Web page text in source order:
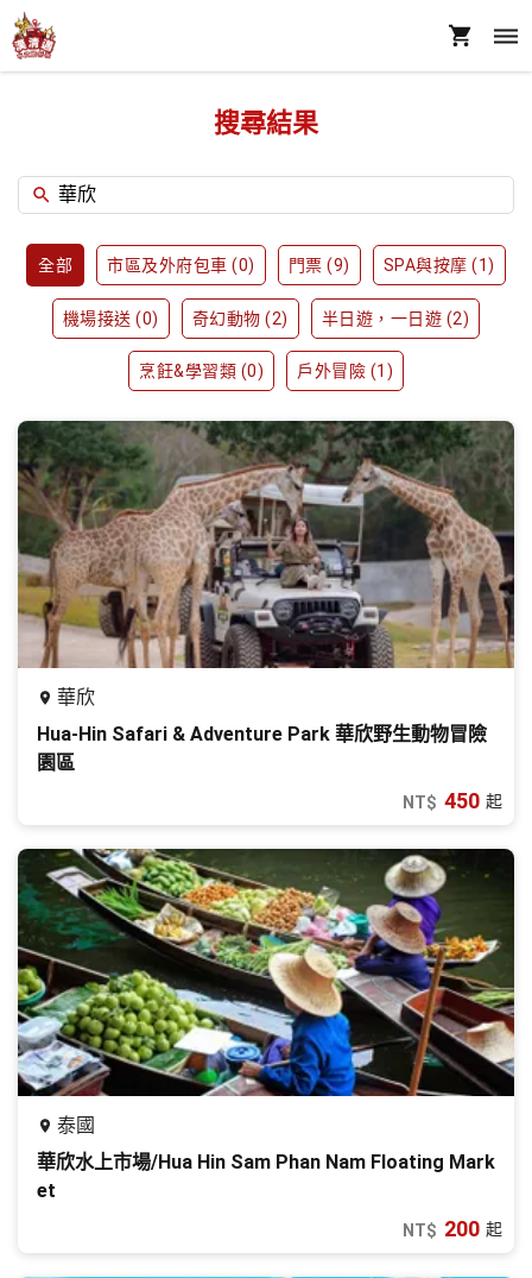
搜尋結果
全部 市區及外府包車 (0) 門票 (9) SPA與按摩 (1)
機場接送 (0) 奇幻動物 (2) 半日遊，一日遊 (2)
烹飪&學習類 (0) 戶外冒險 (1 )
華欣
Hua-Hin Safari & Adventure Park 華欣野生動物冒險
園區
NT$ 450 起
泰國
華欣水上市場/Hua Hin Sam Phan Nam Floating Mark
et
NT$ 200 起